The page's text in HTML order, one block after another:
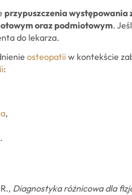
przypuszczenia
oraz podmiotowym.
do lekarza.
osteopatii w kontekście
:
,
.
Diagnostyka różnicowa dla